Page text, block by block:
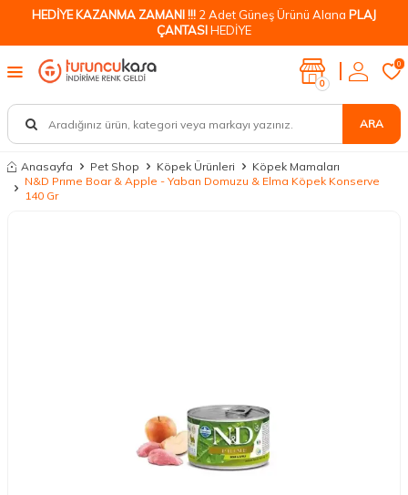
HEDİYE KAZANMA ZAMANI !!! 2 Adet Güneş Ürünü Alana PLAJ
ÇANTASIHEDİYE
ARA
0
0
Anasayfa Pet Shop Köpek Ürünleri
Köpek Mamaları
N&D Prıme Boar & Apple - Yaban Domuzu & Elma Köpek Konserve
140 Gr